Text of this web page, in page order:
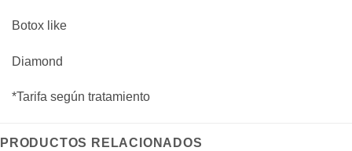
Botox like
Diamond
*Tarifa según tratamiento
PRODUCTOS RELACIONADOS